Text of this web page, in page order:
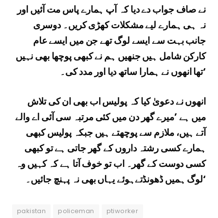
نے صاف جواب دے دیا کہ آپ ہمارے پاس مت آئیں اور
نہ ہی ہمارے لیے مشکلات کھڑی کریں۔ دوسری
جانب بہت سے ایسے لوگ تھے جن میں ایسے عام
کارکن شامل ہیں جنھیں ہم نے کبھی پوچھا بھی نہیں
تھا انھوں نے ہمارا ساتھ دیا اور مدد کی۔‘
انھوں نے دعویٰ کیا کہ پولیس اب بھی ان کی تلاش
میں ہے ’میرے گھر دن میں کئی مرتبہ سی آئی اے والے
آتے ہیں، ملازم سے پوچھتے ہیں جبکہ پولیس کبھی
ہمارے کسی رشتہ داروں کے گھر جاتی ہے تو کبھی
کسی دوست کے گھر۔ اب تو خوف آتا ہے کہ کہیں وہ
لوگ ہمیں ڈھونڈتےہوئے یہاں بھی نہ پہنچ جائیں۔‘
pakistan policeman ptiworker